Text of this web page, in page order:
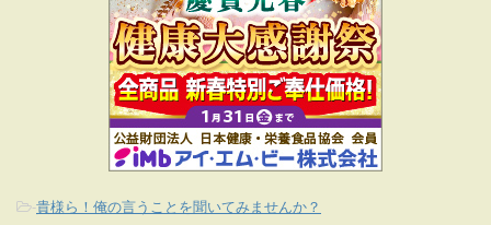
-貴様ら！俺の言うことを聞いてみませんか？